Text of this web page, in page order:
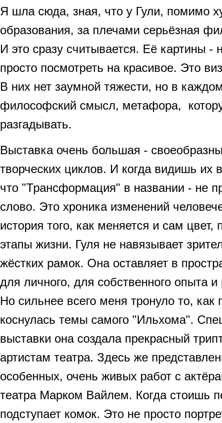
Я шла сюда, зная, что у Гули, помимо
образования, за плечами серьёзная
И это сразу считывается. Её картины -
просто посмотреть на красивое. Это
В них нет заумной тяжести, но в
философский смысл, метафора,
разгадывать.
Выставка очень большая -
творческих циклов. И когда видишь их
что "Трансформация" в названии - не
слово. Это хроника изменений
история того, как меняется и сам цвет,
этапы жизни. Гуля не навязывает
жёстких рамок. Она оставляет в
для личного, для собственного опыта
Но сильнее всего меня тронуло то, как
коснулась темы самого "Ильхома".
выставки она создала прекрасный
артистам театра. Здесь же
особенных, очень живых работ с
театра Марком Вайлем. Когда стоишь
подступает комок. Это не просто